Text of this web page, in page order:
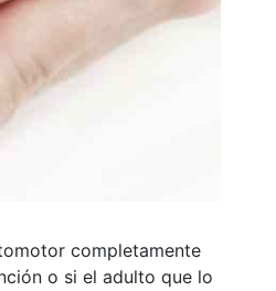
completamente
o si el adulto que lo